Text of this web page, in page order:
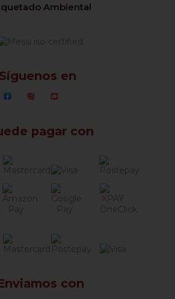
Ambiental
Síguenos en
pagar con
con